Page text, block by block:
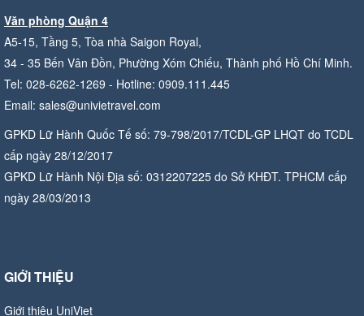
Văn phòng Quận 4
A5-15, Tầng 5, Tòa nhà Saigon Royal,
34 - 35 Bến Vân Đồn, Phường Xóm Chiếu, Thành phố Hồ Chí Minh.
Tel: 028-6262-1269 - Hotline: 0909.111.445
Email: sales@univietravel.com
GPKD Lữ Hành Quốc Tế số: 79-798/2017/TCDL-GP LHQT do TCDL
cấp ngày 28/12/2017
GPKD Lữ Hành Nội Địa số: 0312207225 do Sở KHĐT. TPHCM cấp
ngày 28/03/2013
GIỚI THIỆU
Giới thiệu UniViet